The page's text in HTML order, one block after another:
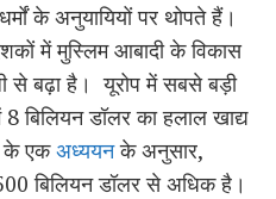
के अनुयायियों पर थोपते हैं।
में मुस्लिम आबादी के विकास
से बढ़ा है। यूरोप में सबसे बड़ी
बिलियन डॉलर का हलाल खाद्य
के एकअध्ययनके अनुसार,
बिलियन डॉलर से अधिक है।